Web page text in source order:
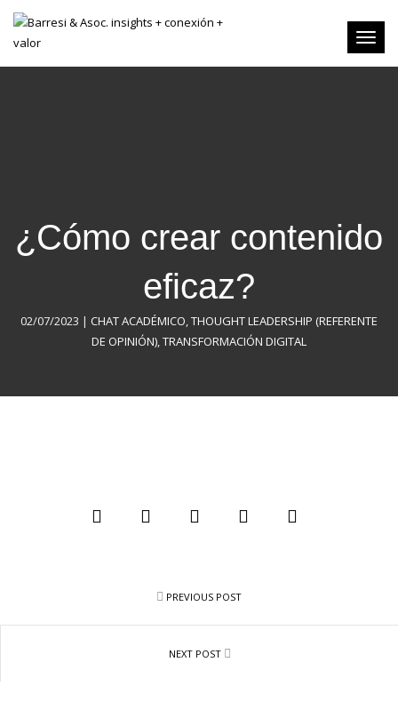
Toggle
¿Cómo crear contenido
eficaz?
02/07/2023 | CHAT ACADÉMICO,THOUGHT LEADERSHIP (REFERENTE
DE OPINIÓN),TRANSFORMACIÓN DIGITAL
PREVIOUS POST
NEXT POST